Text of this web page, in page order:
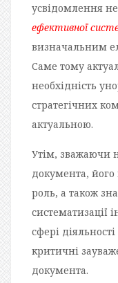
усвідомлення
ефективної
визначальним
Саме тому
необхідність
стратегічних
актуальною.
Утім, зважаючи
документа,
роль, а також
систематизації
сфері
критичні
документа.